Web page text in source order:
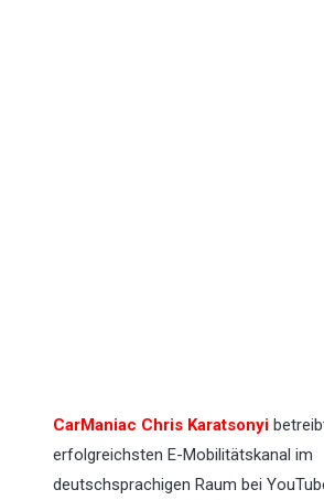
CarManiac Chris Karatsonyi
erfolgreichsten E-Mobilitätskanal im
deutschsprachigen Raum bei